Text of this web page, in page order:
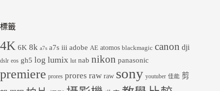
標籤
4K 6K 8k a7s a7s iii adobe AE atomos blackmagic canon dji
dslr eos gh5 log lumix lut nab nikon panasonic
premiere prores prores raw raw sony youtuber 佳能 剪